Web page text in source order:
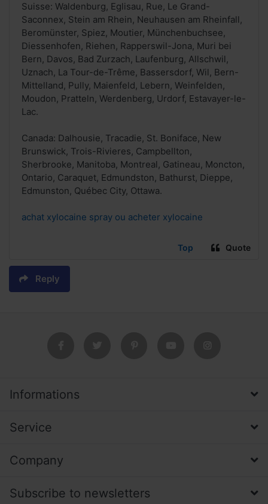
Suisse: Waldenburg, Eglisau, Rue, Le Grand-
Saconnex, Stein am Rhein, Neuhausen am Rheinfall,
Beromünster, Spiez, Moutier, Münchenbuchsee,
Diessenhofen, Riehen, Rapperswil-Jona, Muri bei
Bern, Davos, Bad Zurzach, Laufenburg, Allschwil,
Uznach, La Tour-de-Trême, Bassersdorf, Wil, Bern-
Mittelland, Pully, Maienfeld, Lebern, Weinfelden,
Moudon, Pratteln, Werdenberg, Urdorf, Estavayer-le-
Lac.
Canada: Dalhousie, Tracadie, St. Boniface, New
Brunswick, Trois-Rivieres, Campbellton,
Sherbrooke, Manitoba, Montreal, Gatineau, Moncton,
Ontario, Caraquet, Edmundston, Bathurst, Dieppe,
Edmunston, Québec City, Ottawa.
achat xylocaine spray ou acheter xylocaine
Top Quote
Reply
Informations
Service
Company
Subscribe to newsletters